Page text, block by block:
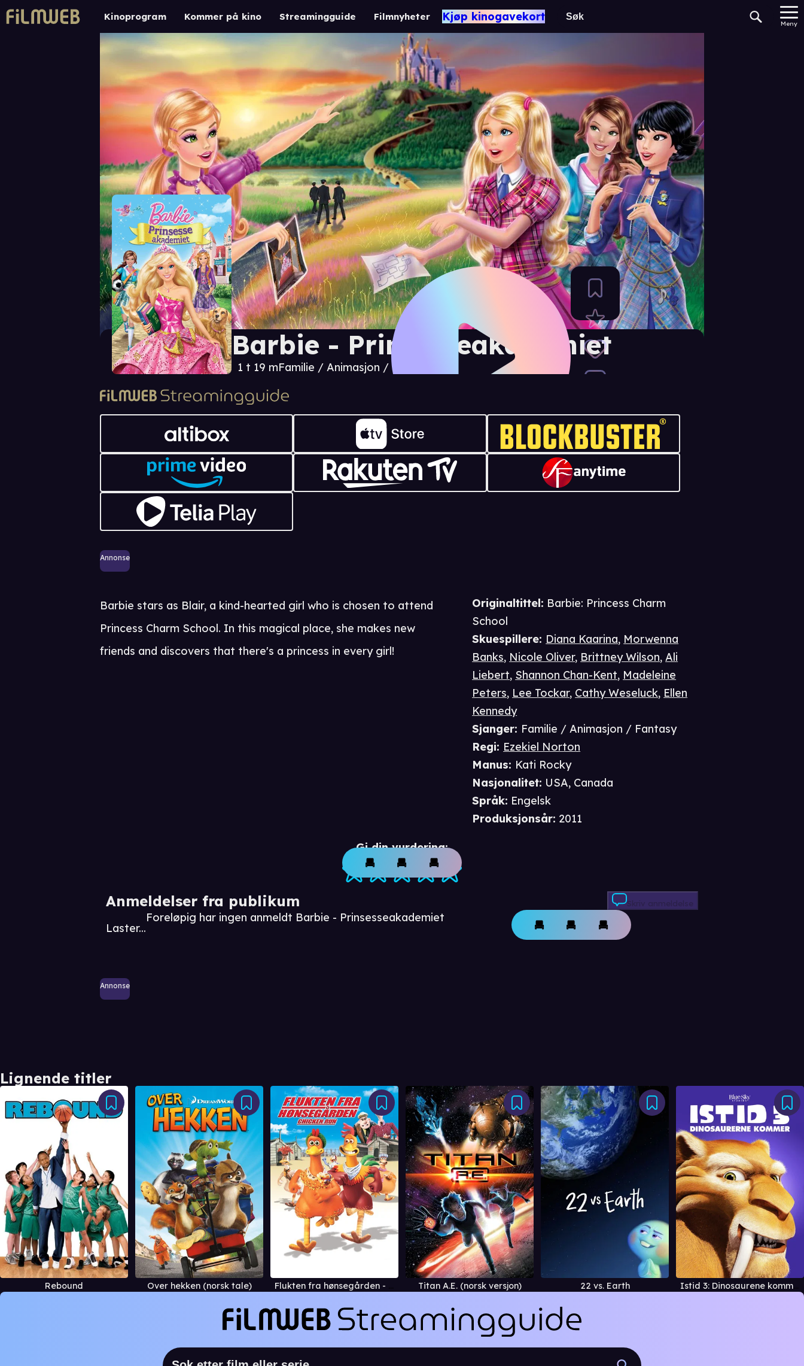
Kinoprogram Kommer på kino Streamingguide Filmnyheter Kjøp kinogavekort
Meny
Barbie - Prinsesseakademiet
1 t 19 mFamilie / Animasjon / Fantasy
Annonse
Gi din vurdering:
Anmeldelser fra publikum
Laster...
Foreløpig har ingen anmeldt Barbie - Prinsesseakademiet
Skriv anmeldelse
Annonse
Originaltittel: Barbie: Princess Charm
School
Skuespillere: Diana Kaarina, Morwenna
Banks, Nicole Oliver, Brittney Wilson,Ali
Liebert, Shannon Chan-Kent, Madeleine
Peters, Lee Tockar, Cathy Weseluck, Ellen
Kennedy
Sjanger: Familie / Animasjon / Fantasy
Regi: Ezekiel Norton
Manus: Kati Rocky
Nasjonalitet: USA, Canada
Språk: Engelsk
Produksjonsår: 2011
Barbie stars as Blair, a kind-hearted girl who is chosen to attend
Princess Charm School. In this magical place, she makes new
friends and discovers that there's a princess in every girl!
Lignende titler
Rebound Over hekken (norsk tale) Flukten fra hønsegården - Chicken Run (norsk versj Titan A.E. (norsk versjon) 22 vs. Earth Istid 3: Dinosaurene kommer